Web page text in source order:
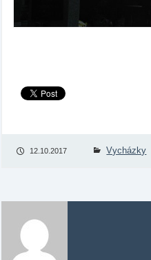
12.10.2017 Vycházky